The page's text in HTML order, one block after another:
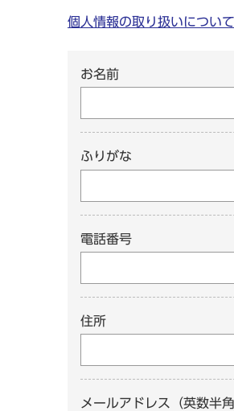
個人情報の取り扱いについて
お名前
ふりがな
電話番号
住所
メールアドレス（英数半角